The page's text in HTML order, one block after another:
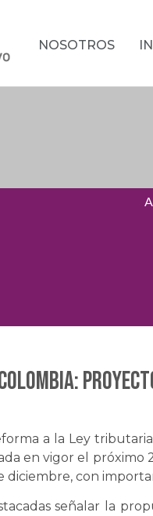
NOSOTROS
a la Ley
en vigor el próximo
diciembre, con
señalar la